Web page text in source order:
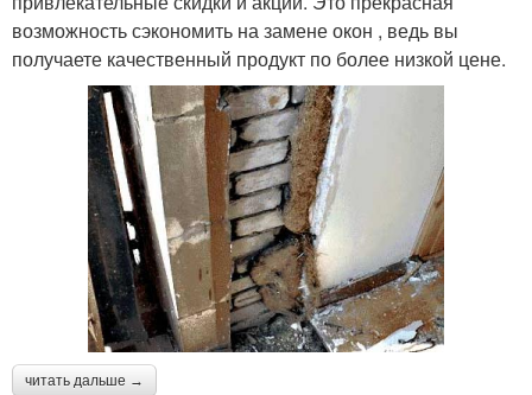
возможность сэкономить на замене окон , ведь вы
получаете качественный продукт по более низкой цене.
читать дальше →